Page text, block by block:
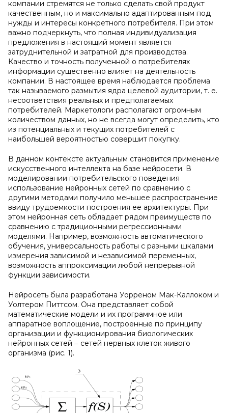
компании стремятся не только сделать свой продукт
качественным, но и максимально адаптированным под
нужды и интересы конкретного потребителя. При этом
важно подчеркнуть, что полная индивидуализация
предложения в настоящий момент является
затруднительной и затратной для производства.
Качество и точность полученной о потребителях
информации существенно влияет на деятельность
компании. В настоящее время наблюдается проблема
так называемого размытия ядра целевой аудитории, т. е.
несоответствия реальных и предполагаемых
потребителей. Маркетологи располагают огромным
количеством данных, но не всегда могут определить, кто
из потенциальных и текущих потребителей с
наибольшей вероятностью совершит покупку.
В данном контексте актуальным становится применение
искусственного интеллекта на базе нейросети. В
моделировании потребительского поведения
использование нейронных сетей по сравнению с
другими методами получило меньшее распространение
ввиду трудоемкости построения ее архитектуры. При
этом нейронная сеть обладает рядом преимуществ по
сравнению с традиционными регрессионными
моделями. Например, возможность автоматического
обучения, универсальность работы с разными шкалами
измерения зависимой и независимой переменных,
возможность аппроксимации любой непрерывной
функции зависимости.
Нейросеть была разработана Уорреном Мак-Каллоком и
Уолтером Питтсом. Она представляет собой
математические модели и их программное или
аппаратное воплощение, построенные по принципу
организации и функционирования биологических
нейронных сетей ‒ сетей нервных клеток живого
организма (рис. 1).